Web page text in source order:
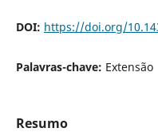
DOI: https://doi.org/
Palavras-chave: Extensão
Resumo